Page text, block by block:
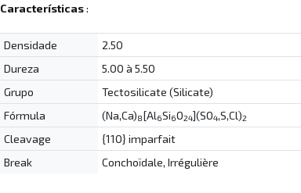
Características:
Densidade
2.50
Dureza
5.00 à 5.50
Grupo
Tectosilicate (Silicate)
Fórmula
(Na,Ca)8[Al6Si6O24](SO4,S,Cl)2
Cleavage
{110} imparfait
Break
Conchoïdale, Irrégulière